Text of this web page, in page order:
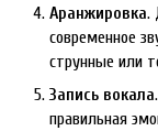
Аранжировка.
современное
струнные или
Запись вокала
правильная